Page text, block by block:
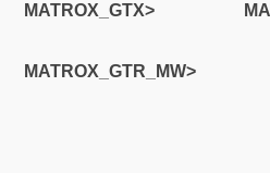
MATROX_GTX>
MATROX_GTR_MW>